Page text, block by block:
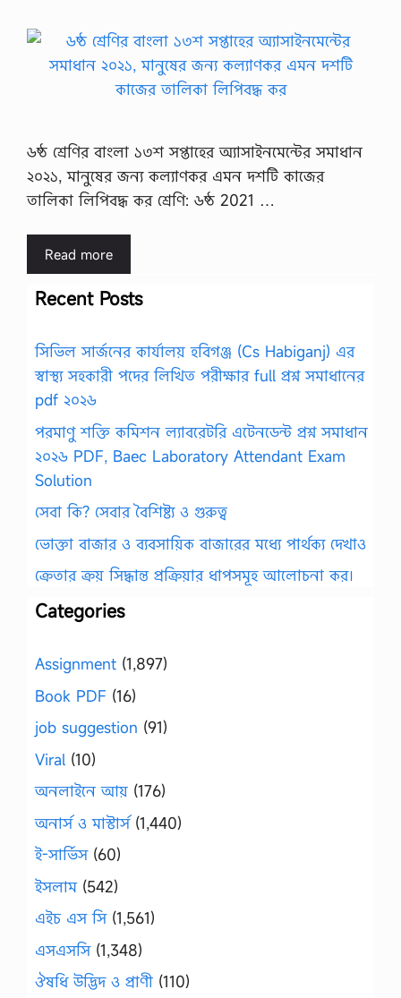
৬ষ্ঠ শ্রেণির বাংলা ১৩শ সপ্তাহের অ্যাসাইনমেন্টের সমাধান
২০২১, মানুষের জন্য কল্যাণকর এমন দশটি কাজের
তালিকা লিপিবদ্ধ কর শ্রেণি: ৬ষ্ঠ 2021 …
Read more
Recent Posts
সিভিল সার্জনের কার্যালয় হবিগঞ্জ (Cs Habiganj) এর
স্বাস্থ্য সহকারী পদের লিখিত পরীক্ষার full প্রশ্ন সমাধানের
pdf ২০২৬
পরমাণু শক্তি কমিশন ল্যাবরেটরি এটেনডেন্ট প্রশ্ন সমাধান
২০২৬ PDF, Baec Laboratory Attendant Exam
Solution
সেবা কি? সেবার বৈশিষ্ট্য ও গুরুত্ব
ভোক্তা বাজার ও ব্যবসায়িক বাজারের মধ্যে পার্থক্য দেখাও
ক্রেতার ক্রয় সিদ্ধান্ত প্রক্রিয়ার ধাপসমূহ আলোচনা কর।
Categories
Assignment (1,897)
Book PDF (16)
job suggestion (91)
Viral (10)
অনলাইনে আয় (176)
অনার্স ও মাস্টার্স(1,440)
ই-সার্ভিস(60)
ইসলাম(542)
এইচ এস সি(1,561)
এসএসসি(1,348)
ঔষধি উদ্ভিদ ও প্রাণী (110)